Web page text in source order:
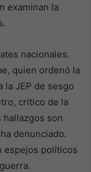
examinan la
nacionales.
quien ordenó la
la JEP de sesgo
crítico de la
hallazgos son
denunciado.
espejos políticos